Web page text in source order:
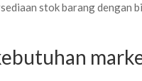
stok barang dengan